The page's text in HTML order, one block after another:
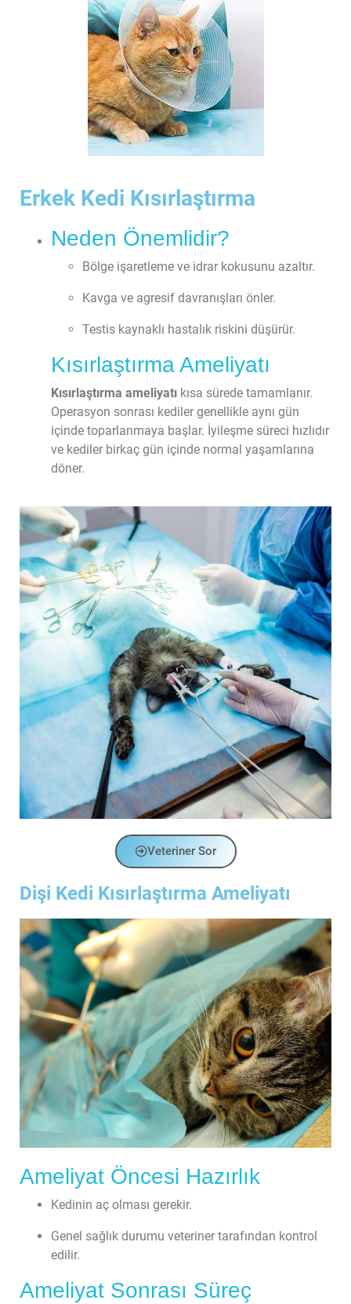
Erkek Kedi Kısırlaştırma​
Neden Önemlidir?
Bölge işaretleme ve idrar kokusunu azaltır.
Kavga ve agresif davranışları önler.
Testis kaynaklı hastalık riskini düşürür.
Kısırlaştırma Ameliyatı
Kısırlaştırma ameliyatı kısa sürede tamamlanır.
Operasyon sonrası kediler genellikle aynı gün
içinde toparlanmaya başlar. İyileşme süreci hızlıdır
ve kediler birkaç gün içinde normal yaşamlarına
döner.
Veteriner Sor
Dişi Kedi Kısırlaştırma Ameliyatı
Ameliyat Öncesi Hazırlık
Kedinin aç olması gerekir.
Genel sağlık durumu veteriner tarafından kontrol
edilir.
Ameliyat Sonrası Süreç